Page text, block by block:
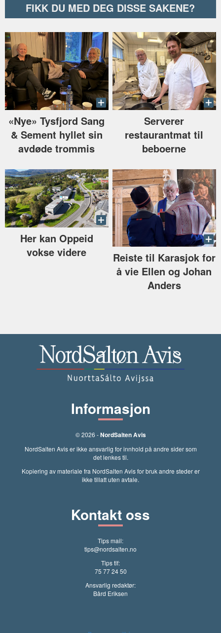
FIKK DU MED DEG DISSE SAKENE?
«Nye» Tysfjord Sang
& Sement hyllet sin
avdøde trommis
Serverer
restaurantmat til
beboerne
Her kan Oppeid
vokse videre
Reiste til Karasjok for
å vie Ellen og Johan
Anders
Informasjon
© 2026 -NordSalten Avis
NordSalten Avis er ikke ansvarlig for innhold på andre sider som
det lenkes til.
Kopiering av materiale fra NordSalten Avis for bruk andre steder er
ikke tillatt uten avtale.
Kontakt oss
Tips mail:
tips@nordsalten.no
Tips tlf:
75 77 24 50
Ansvarlig redaktør:
Bård Eriksen